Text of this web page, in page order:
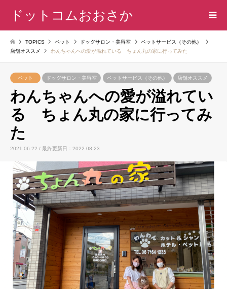
ドットコムおおさか
TOPICS ペット ドッグサロン・美容室
ペットサービス（その他）
店舗オススメ
わんちゃんへの愛が溢れている ちょん丸の家に行ってみた
ペット ドッグサロン・美容室 ペットサービス（その他） 店舗オススメ
わんちゃんへの愛が溢れてい
る ちょん丸の家に行ってみ
た
2021.06.22 / 最終更新日：2022.08.23